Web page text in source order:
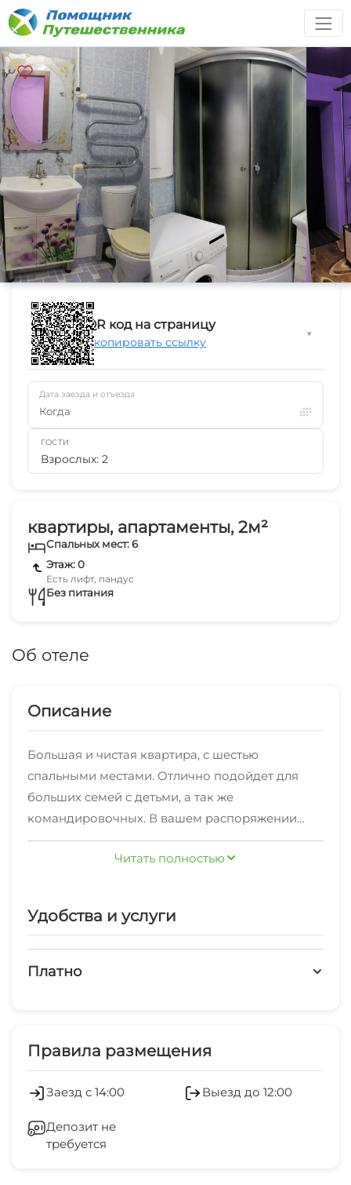
квартиры, апартаменты, 2м²
Спальных мест: 6
Этаж: 0
Есть лифт, пандус
Без питания
Об отеле
Описание
Большая и чистая квартира, с шестью
спальными местами. Отлично подойдет для
больших семей с детьми, а так же
командировочных. В вашем распоряжении
есть все что нужно для комфортного
проживания, современному человеку. Мы
ремонт и отдельная кухня сдаётся на
после 13:00, отъезд до 12:00
Читать полностью
Удобства и услуги
Платно
Правила размещения
Заезд с 14:00 Выезд до 12:00
Депозит не
требуется
QR код на страницу
Скопировать ссылку
▼
Дата заезда и отъезда
Когда
ГОСТИ
Взрослых: 2